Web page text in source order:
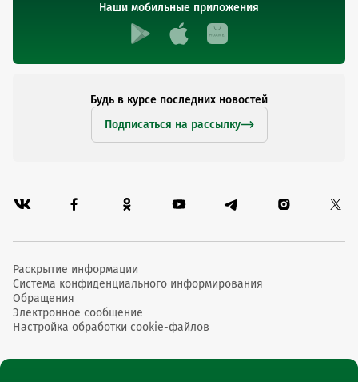
Наши мобильные приложения
Будь в курсе последних новостей
Подписаться на рассылку
Раскрытие информации
Система конфиденциального информирования
Обращения
Электронное сообщение
Настройка обработки cookie-файлов